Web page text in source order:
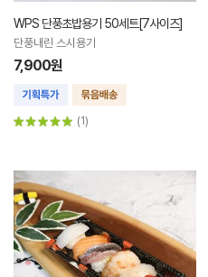
WPS 단풍초밥용기 50세트[7사이즈]
단풍내린 스시용기
7,900원
(1)